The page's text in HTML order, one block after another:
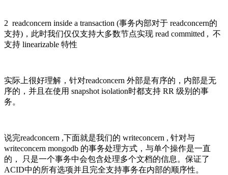
2 readconcern inside a transaction (事务内部对于 readconcern的
支持)，此时我们仅仅支持大多数节点实现 read committed , 不
支持 linearizable 特性
实际上很好理解，针对readconcern 外部是有序的，内部是无
序的，并且在使用 snapshot isolation时都支持 RR 级别的事
务。
说完readconcern ,下面就是我们的 writeconcern , 针对与
writeconcern mongodb 的事务处理方式，与单个操作是一直
的， 只是一个事务中会包含处理多个文档的信息。保证了
ACID中的所有选项并且完全支持事务在内部的顺序性。